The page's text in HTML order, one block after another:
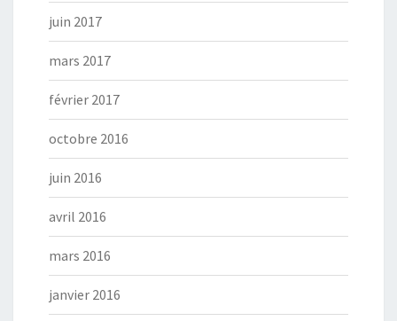
juin 2017
mars 2017
février 2017
octobre 2016
juin 2016
avril 2016
mars 2016
janvier 2016